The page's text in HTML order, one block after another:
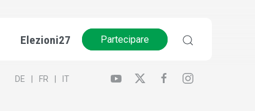
Elezioni27 Partecipare
DE FR IT